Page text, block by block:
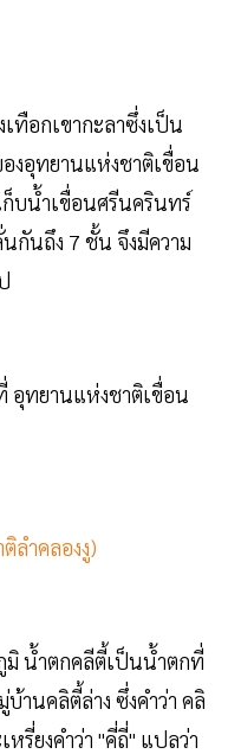
ทือกเขากะลาซึ่งเป็น
งอุทยานแห่งชาติเขื่อน
บน้ำเขื่อนศรีนครินทร์
กันถึง 7 ชั้น จึงมีความ
อุทยานแห่งชาติเขื่อน
ลำคลองงู)
มิ น้ำตกคลีตี้เป็นน้ำตกที่
านคลิตี้ล่าง ซึ่งคำว่า คลิ
รี่ยงคำว่า "คี่ถี่" แปลว่า